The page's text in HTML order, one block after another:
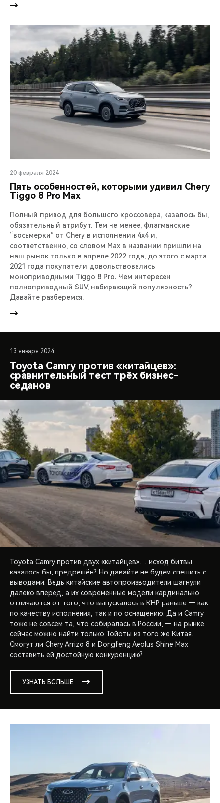
20 февраля 2024
Пять особенностей, которыми удивил Chery
Tiggo 8 Pro Max
Полный привод для большого кроссовера, казалось бы,
обязательный атрибут. Тем не менее, флагманские
“восьмерки” от Chery в исполнении 4х4 и,
соответственно, со словом Max в названии пришли на
наш рынок только в апреле 2022 года, до этого с марта
2021 года покупатели довольствовались
моноприводными Tiggo 8 Pro. Чем интересен
полноприводный SUV, набирающий популярность?
Давайте разберемся.
13 января 2024
Toyota Camry против «китайцев»:
сравнительный тест трёх бизнес-
седанов
Toyota Camry против двух «китайцев»… исход битвы,
казалось бы, предрешён? Но давайте не будем спешить с
выводами. Ведь китайские автопроизводители шагнули
далеко вперёд, а их современные модели кардинально
отличаются от того, что выпускалось в КНР раньше — как
по качеству исполнения, так и по оснащению. Да и Camry
тоже не совсем та, что собиралась в России, — на рынке
сейчас можно найти только Тойоты из того же Китая.
Смогут ли Chery Arrizo 8 и Dongfeng Aeolus Shine Max
составить ей достойную конкуренцию?
УЗНАТЬ БОЛЬШЕ